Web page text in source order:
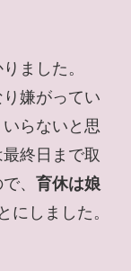
ました。
り嫌がってい
らないと思
終日まで取
、 育休は娘
にしました。